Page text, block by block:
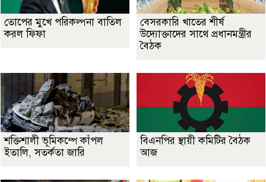
তোপের মুখে পরিকল্পনা বাতিল
করল ফিফা
বেসরকারি খাতের শীর্ষ
উদ্যোক্তাদের সাথে প্রধানমন্ত্রীর
বৈঠক
শক্তিশালী ভূমিকম্পে কাঁপল
ইতালি, সতর্কতা জারি
বিএনপির স্থায়ী কমিটির বৈঠক
আজ